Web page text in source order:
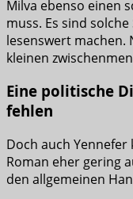
Milva ebenso einen
muss. Es sind solche
lesenswert machen.
kleinen
Eine politische
fehlen
Doch auch
Roman eher gering
den allgemeinen